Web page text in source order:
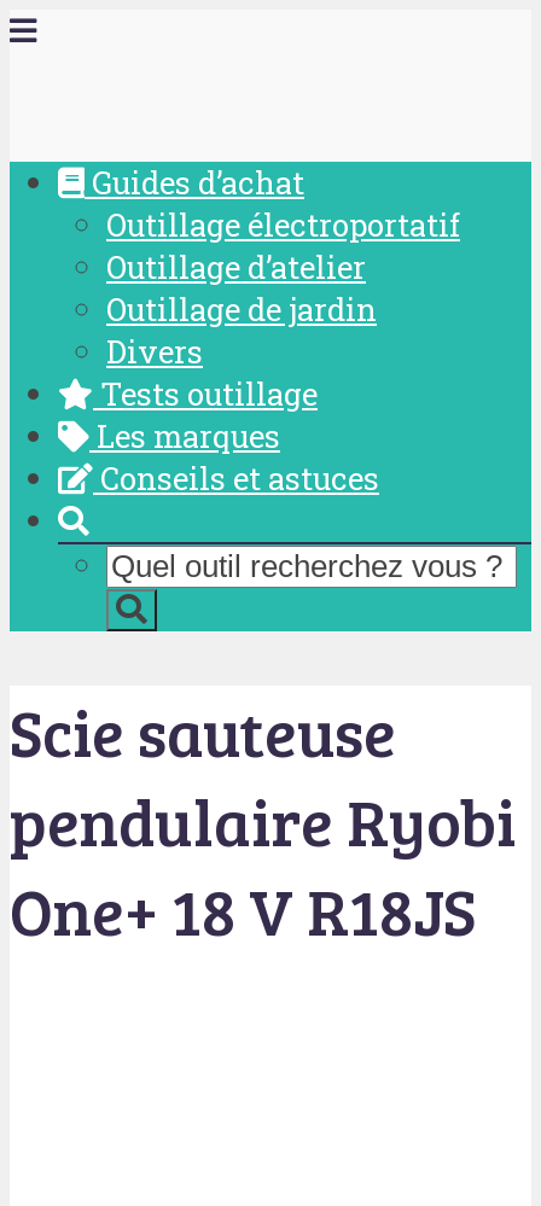
Guides d’achat
Outillage électroportatif
Outillage d’atelier
Outillage de jardin
Divers
Tests outillage
Les marques
Conseils et astuces
Scie sauteuse
pendulaire Ryobi
One+ 18 V R18JS